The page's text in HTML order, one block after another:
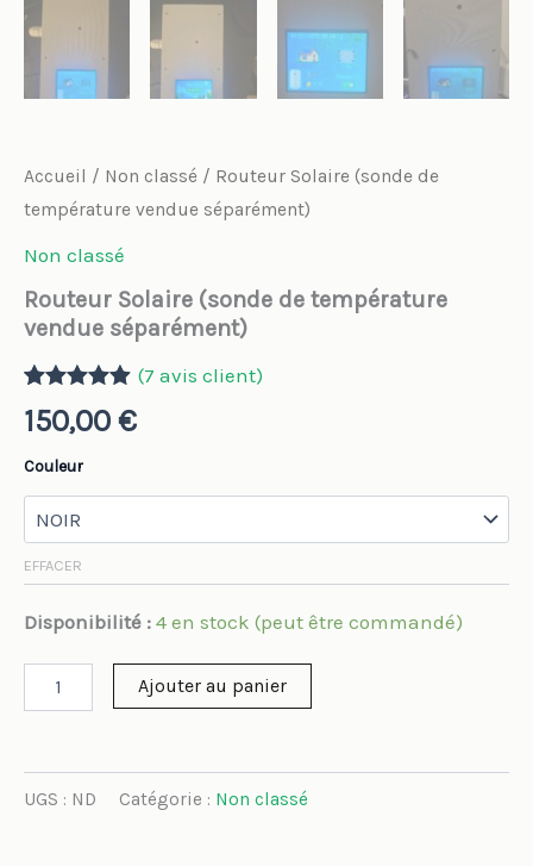
Accueil / Non classé / Routeur Solaire (sonde de
température vendue séparément)
Non classé
Routeur Solaire (sonde de température
vendue séparément)
Noté
4.86
sur 5
7
notations
(7 avis client)
150,00 €
Couleur
EFFACER
Disponibilité : 4 en stock (peut être commandé)
Ajouter au panier
UGS : ND Catégorie : Non classé